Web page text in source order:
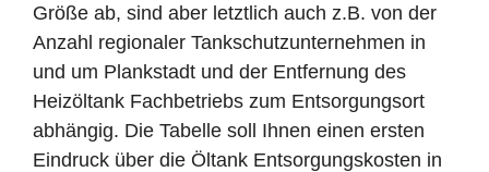
Größe ab, sind aber letztlich auch z.B. von der
Anzahl regionaler Tankschutzunternehmen in
und um Plankstadt und der Entfernung des
Heizöltank Fachbetriebs zum Entsorgungsort
abhängig. Die Tabelle soll Ihnen einen ersten
Eindruck über die Öltank Entsorgungskosten in